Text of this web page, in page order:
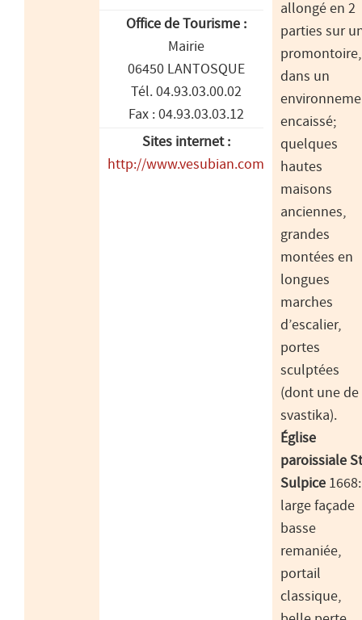
Office de Tourisme :
Mairie
06450 LANTOSQUE
Tél. 04.93.03.00.02
Fax : 04.93.03.03.12
Sites internet :
http://www.vesubian.com
allongé en 2
parties sur
promontoire,
dans un
encaissé;
quelques
hautes
maisons
anciennes,
grandes
montées en
longues
marches
d’escalier,
portes
sculptées
(dont une de
svastika).
Église
paroissiale
Sulpice 1668:
large façade
basse
remaniée,
portail
classique,